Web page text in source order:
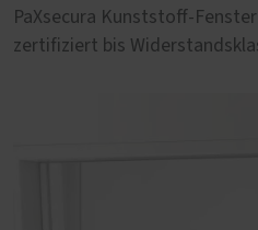
PaXsecura Kunststoff-
zertifiziert bis